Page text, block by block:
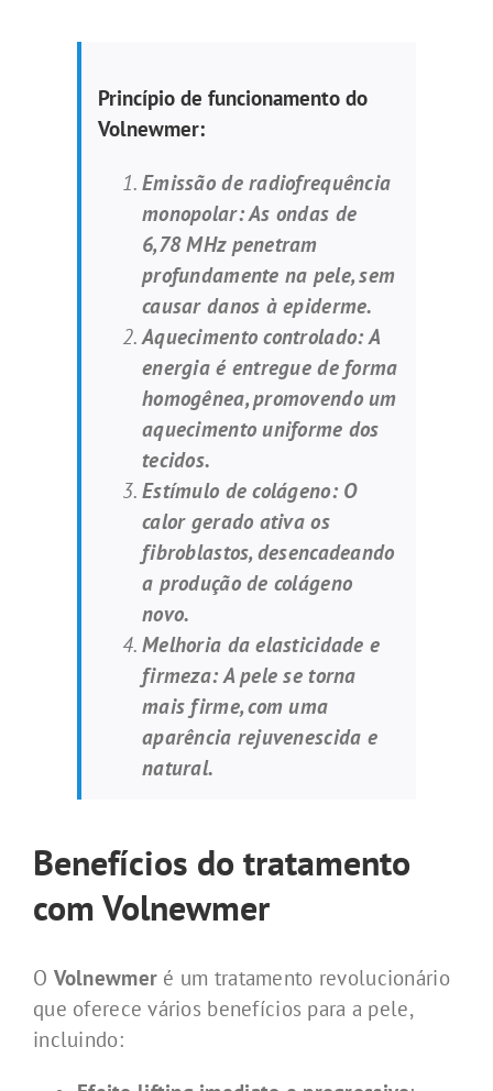
Princípio de funcionamento do
Volnewmer:
Emissão de radiofrequência
monopolar: As ondas de
6,78 MHz penetram
profundamente na pele, sem
causar danos à epiderme.
Aquecimento controlado: A
energia é entregue de forma
homogênea, promovendo um
aquecimento uniforme dos
tecidos.
Estímulo de colágeno: O
calor gerado ativa os
fibroblastos, desencadeando
a produção de colágeno
novo.
Melhoria da elasticidade e
firmeza: A pele se torna
mais firme, com uma
aparência rejuvenescida e
natural.
Benefícios do tratamento
com Volnewmer
O Volnewmer é um tratamento revolucionário
que oferece vários benefícios para a pele,
incluindo: